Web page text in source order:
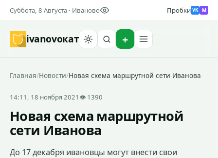
Суббота, 8 Августа · Иваново Пробки VK M
ivanovoкат
Найти
Главная/Новости/Новая схема маршрутной сети Иванова
14:11, 18 ноября 2021 👁 1390
Новая схема маршрутной
сети Иванова
До 17 декабря ивановцы могут внести свои